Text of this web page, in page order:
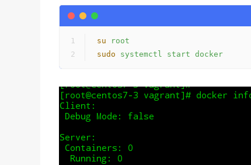
su
root
sudo
systemctl start docker